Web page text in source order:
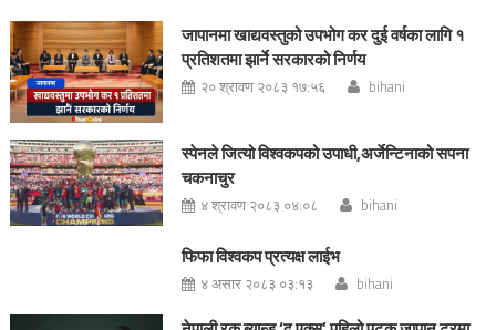
जापानमा खाद्यवस्तुको उपभोग कर दुई वर्षका लागि १
प्रतिशतमा झार्ने सरकारको निर्णय
२० श्रावण २०८३ १७:५६ bihani
स्पेनले जित्यो विश्वकपको उपाधी,अर्जेन्टिनाको सपना
चकनाचुर
४ श्रावण २०८३ ०४:०८ bihani
फिफा विश्वकप प्रत्यक्ष लाईभ
४ असार २०८३ ०३:१३ bihani